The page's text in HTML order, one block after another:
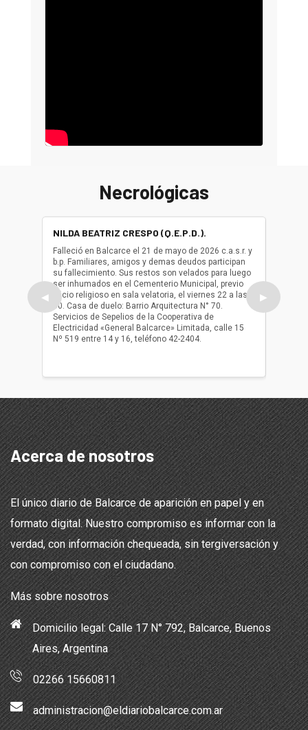
Necrológicas
◀
NILDA BEATRIZ CRESPO (Q.E.P.D.).
Falleció en Balcarce el 21 de mayo de 2026 c.a.s.r. y
b.p. Familiares, amigos y demas deudos participan
su fallecimiento. Sus restos son velados para luego
ser inhumados en el Cementerio Municipal, previo
oficio religioso en sala velatoria, el viernes 22 a las
10. Casa de duelo: Barrio Arquitectura N° 70.
Servicios de Sepelios de la Cooperativa de
Electricidad «General Balcarce» Limitada, calle 15
Nº 519 entre 14 y 16, teléfono 42-2404.
ser
oficio
▶
Acerca de nosotros
El único diario de Balcarce de aparición en papel y en
formato digital. Nuestro compromiso es informar con la
verdad, con información chequeada, sin tergiversación y
con compromiso con el ciudadano.
Más sobre nosotros
Domicilio legal: Calle 17 N° 792, Balcarce, Buenos
Aires, Argentina
02266 15660811
administracion@eldiariobalcarce.com.ar